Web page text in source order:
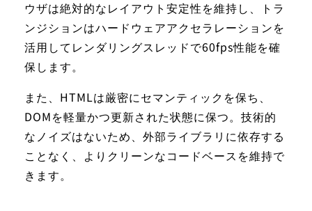
ウザは絶対的なレイアウト安定性を維持し、トラ
ンジションはハードウェアアクセラレーションを
活用してレンダリングスレッドで60fps性能を確
保します。
また、HTMLは厳密にセマンティックを保ち、
DOMを軽量かつ更新された状態に保つ。技術的
なノイズはないため、外部ライブラリに依存する
ことなく、よりクリーンなコードベースを維持で
きます。